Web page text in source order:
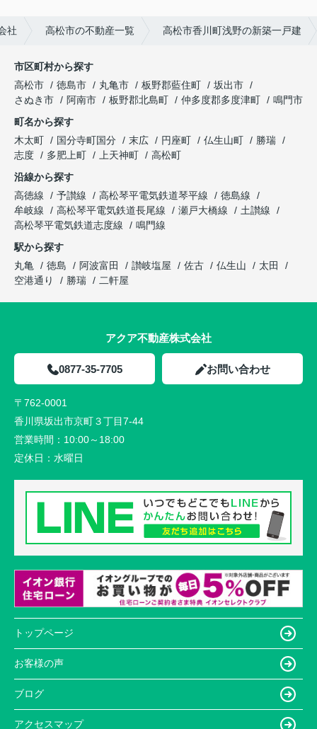
社 高松市の不動産一覧 高松市香川町浅野の新築一戸建
市区町村から探す
高松市
徳島市 丸亀市 板野郡藍住町
坂出市
さぬき市
阿南市 板野郡北島町 仲多度郡多度津町
鳴門市
町名から探す
木太町
国分寺町国分 末広 円座町 仏生山町
勝瑞
志度
多肥上町 上天神町
高松町
沿線から探す
高徳線
予讃線 高松琴平電気鉄道琴平線
徳島線
牟岐線
高松琴平電気鉄道長尾線 瀬戸大橋線
土讃線
高松琴平電気鉄道志度線
鳴門線
駅から探す
丸亀
徳島 阿波富田 讃岐塩屋 佐古 仏生山
太田
空港通り
勝瑞 二軒屋
アクア不動産株式会社
0877-35-7705 お問い合わせ
〒762-0001
香川県坂出市京町３丁目7-44
営業時間： 10:00～18:00
定休日： 水曜日
トップページ
お客様の声
ブログ
アクセスマップ